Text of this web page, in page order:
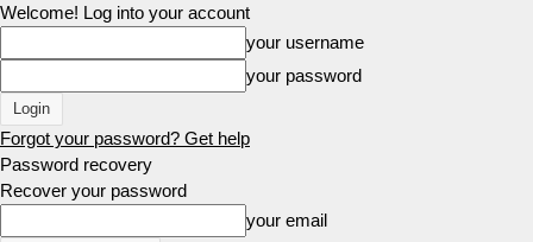
Welcome! Log into your account
your username
your password
Forgot your password? Get help
Password recovery
Recover your password
your email